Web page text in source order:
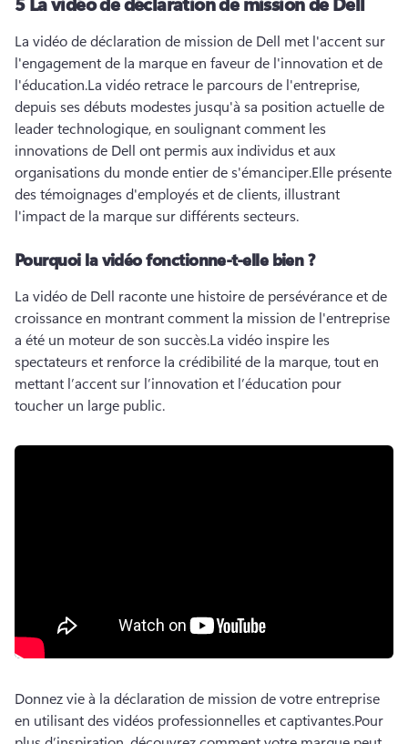
La vidéo de déclaration de mission de Dell met l'accent sur
l'engagement de la marque en faveur de l'innovation et de
l'éducation.La vidéo retrace le parcours de l'entreprise,
depuis ses débuts modestes jusqu'à sa position actuelle de
leader technologique, en soulignant comment les
innovations de Dell ont permis aux individus et aux
organisations du monde entier de s'émanciper.Elle présente
des témoignages d'employés et de clients, illustrant
l'impact de la marque sur différents secteurs.
Pourquoi la vidéo fonctionne-t-elle bien ?
La vidéo de Dell raconte une histoire de persévérance et de
croissance en montrant comment la mission de l'entreprise
a été un moteur de son succès.La vidéo inspire les
spectateurs et renforce la crédibilité de la marque, tout en
mettant l’accent sur l’innovation et l’éducation pour
toucher un large public.
Donnez vie à la déclaration de mission de votre entreprise
en utilisant des vidéos professionnelles et captivantes.Pour